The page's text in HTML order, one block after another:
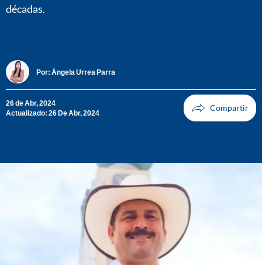
décadas.
Por: Ángela Urrea Parra
26 de Abr, 2024
Actualizado: 26 De Abr, 2024